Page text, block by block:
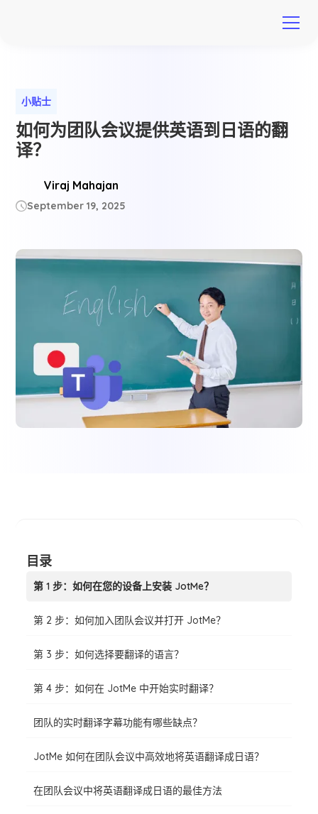
小贴士
如何为团队会议提供英语到日语的翻
译？
Viraj Mahajan
September 19, 2025
目录
第 1 步：如何在您的设备上安装 JotMe？
第 2 步：如何加入团队会议并打开 JotMe？
第 3 步：如何选择要翻译的语言？
第 4 步：如何在 JotMe 中开始实时翻译？
团队的实时翻译字幕功能有哪些缺点？
JotMe 如何在团队会议中高效地将英语翻译成日语？
在团队会议中将英语翻译成日语的最佳方法